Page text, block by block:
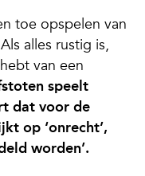
toe opspelen van
alles rustig is,
van een
speelt
dat voor de
op ‘onrecht’,
worden’.